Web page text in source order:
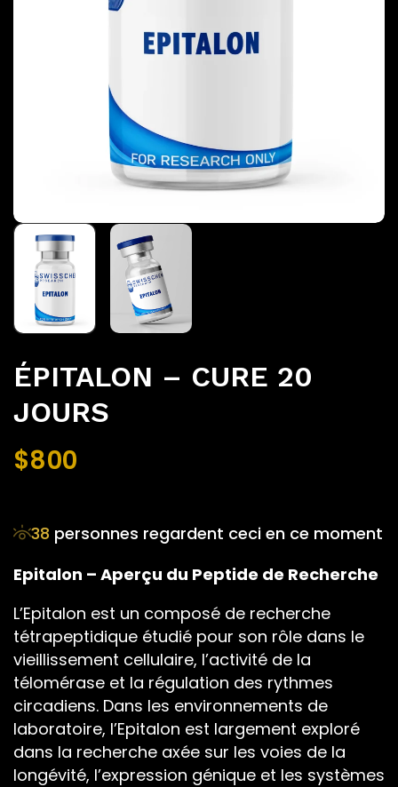
ÉPITALON – CURE 20
JOURS
$800
38 personnes regardent ceci en ce moment
Epitalon – Aperçu du Peptide de Recherche
L’Epitalon est un composé de recherche
tétrapeptidique étudié pour son rôle dans le
vieillissement cellulaire, l’activité de la
télomérase et la régulation des rythmes
circadiens. Dans les environnements de
laboratoire, l’Epitalon est largement exploré
dans la recherche axée sur les voies de la
longévité, l’expression génique et les systèmes